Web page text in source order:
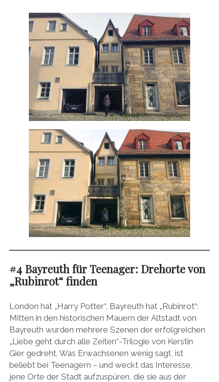
#4 Bayreuth für Teenager: Drehorte von
„Rubinrot“ finden
London hat „Harry Potter“, Bayreuth hat „Rubinrot“:
Mitten in den historischen Mauern der Altstadt von
Bayreuth wurden mehrere Szenen der erfolgreichen
„Liebe geht durch alle Zeiten“-Trilogie von Kerstin
Gier gedreht. Was Erwachsenen wenig sagt, ist
beliebt bei Teenagern – und weckt das Interesse,
jene Orte der Stadt aufzuspüren, die sie aus der